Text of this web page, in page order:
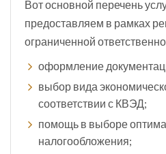
Вот основной перечень
предоставляем в рамках
ограниченной
оформление
выбор вида
соответствии с КВЭД;
помощь в выборе
налогообложения;